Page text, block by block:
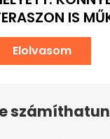
IS
Elolvasom